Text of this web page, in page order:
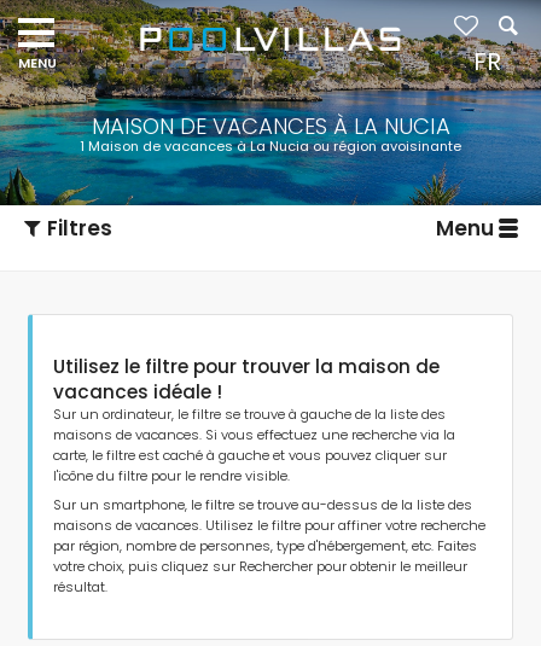
MAISON DE VACANCES À LA NUCIA
1 Maison de vacances à La Nucia ou région avoisinante
Filtres Menu
Type d'hébergement
Personnes
Utilisez le filtre pour trouver la maison de
vacances idéale !
Sur un ordinateur, le filtre se trouve à gauche de la liste des
maisons de vacances. Si vous effectuez une recherche via la
carte, le filtre est caché à gauche et vous pouvez cliquer sur
l'icône du filtre pour le rendre visible.
Sur un smartphone, le filtre se trouve au-dessus de la liste des
maisons de vacances. Utilisez le filtre pour affiner votre recherche
par région, nombre de personnes, type d'hébergement, etc. Faites
votre choix, puis cliquez sur Rechercher pour obtenir le meilleur
résultat.
FR